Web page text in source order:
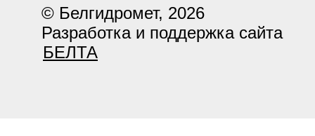
© Белгидромет, 2026
Разработка и поддержка сайта
БЕЛТА